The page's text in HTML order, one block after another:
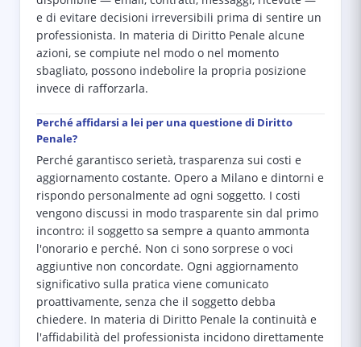
e di evitare decisioni irreversibili prima di sentire un
professionista. In materia di Diritto Penale alcune
azioni, se compiute nel modo o nel momento
sbagliato, possono indebolire la propria posizione
invece di rafforzarla.
Perché affidarsi a lei per una questione di Diritto
Penale?
Perché garantisco serietà, trasparenza sui costi e
aggiornamento costante. Opero a Milano e dintorni e
rispondo personalmente ad ogni soggetto. I costi
vengono discussi in modo trasparente sin dal primo
incontro: il soggetto sa sempre a quanto ammonta
l'onorario e perché. Non ci sono sorprese o voci
aggiuntive non concordate. Ogni aggiornamento
significativo sulla pratica viene comunicato
proattivamente, senza che il soggetto debba
chiedere. In materia di Diritto Penale la continuità e
l'affidabilità del professionista incidono direttamente